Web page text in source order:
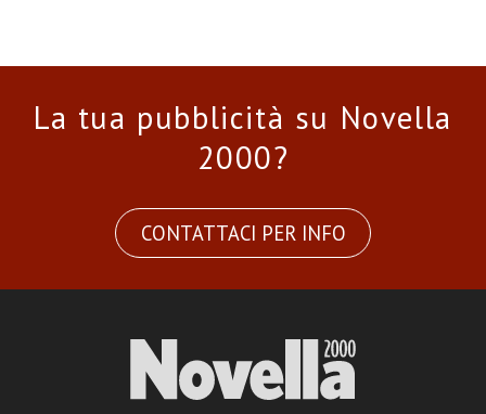
La tua pubblicità su Novella
2000?
CONTATTACI PER INFO